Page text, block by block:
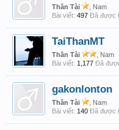
Thần Tài
, Nam
Bài viết: 497 Đã được
TaiThanMT
Thần Tài
, Nam
Bài viết: 1,177 Đã
gakonlonton
Thần Tài
, Nam
Bài viết: 140 Đã được